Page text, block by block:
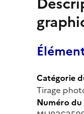
Catégorie
Tirage
Numéro